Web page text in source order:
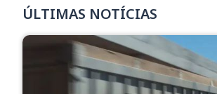
ÚLTIMAS NOTÍCIAS